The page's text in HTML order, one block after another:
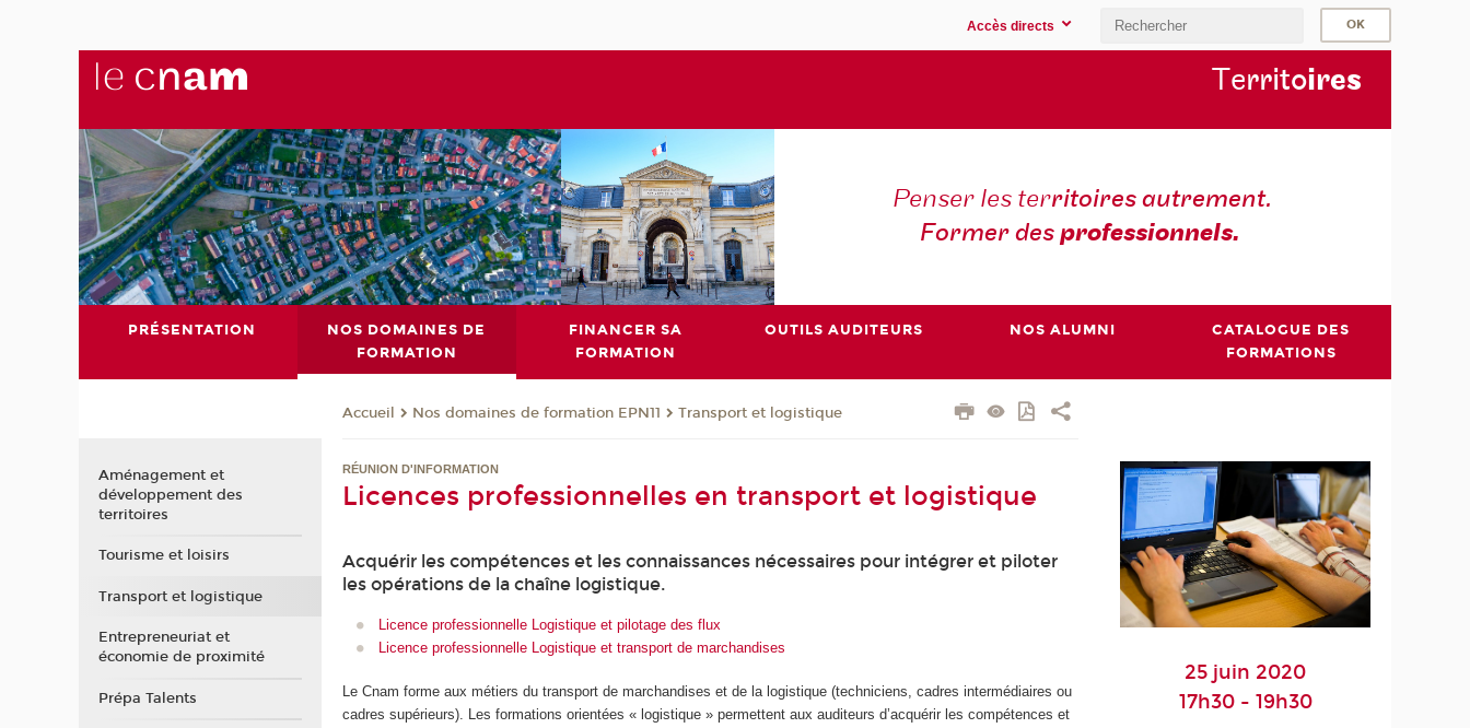
Accès directs
Territoires
Penser les territoires autrement.
Former desprofessionnels.
PRÉSENTATION
NOS DOMAINES DE
FORMATION
FINANCER SA
FORMATION
OUTILS AUDITEURS NOS ALUMNI
CATALOGUE DES
FORMATIONS
Accueil Nos domaines de formation EPN11 Transport et logistique
RÉUNION D'INFORMATION
Licences professionnelles en transport et logistique
Acquérir les compétences et les connaissances nécessaires pour intégrer et piloter
les opérations de la chaîne logistique.
Licence professionnelle Logistique et pilotage des flux
Licence professionnelle Logistique et transport de marchandises
Le Cnam forme aux métiers du transport de marchandises et de la logistique (techniciens, cadres intermédiaires ou
cadres supérieurs). Les formations orientées « logistique » permettent aux auditeurs d’acquérir les compétences et
25 juin 2020
17h30 - 19h30
Aménagement et
développement des
territoires
Tourisme et loisirs
Transport et logistique
Entrepreneuriat et
économie de proximité
Prépa Talents